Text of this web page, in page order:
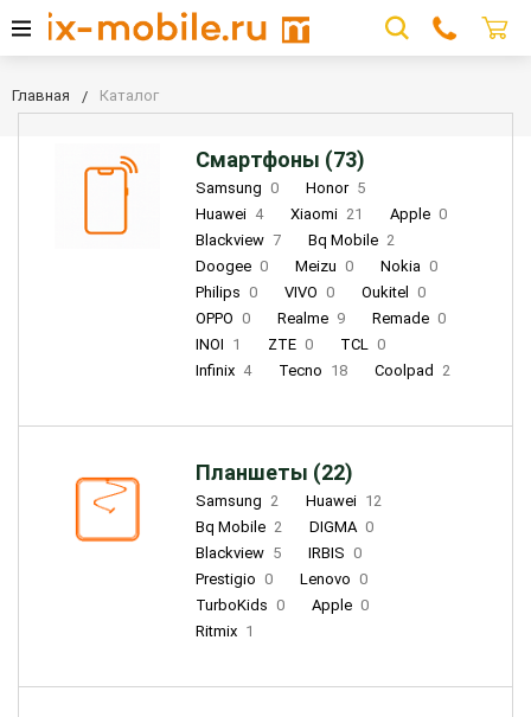
Главная Каталог
Смартфоны (73)
Samsung 0 Honor 5
Huawei 4 Xiaomi 21 Apple 0
Blackview 7 Bq Mobile 2
Doogee 0 Meizu 0 Nokia 0
Philips 0 VIVO 0 Oukitel
0
OPPO 0 Realme 9 Remade 0
INOI 1 ZTE 0 TCL 0
Infinix 4 Tecno 18 Coolpad 2
Планшеты (22)
Samsung 2 Huawei 12
Bq Mobile 2 DIGMA 0
Blackview 5 IRBIS 0
Prestigio 0 Lenovo 0
TurboKids 0 Apple 0
Ritmix 1